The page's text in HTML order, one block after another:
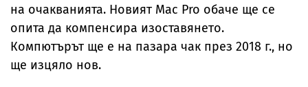
на очакванията. Новият Mac Pro обаче ще се
опита да компенсира изоставянето.
Компютърът ще е на пазара чак през 2018 г., но
ще изцяло нов.